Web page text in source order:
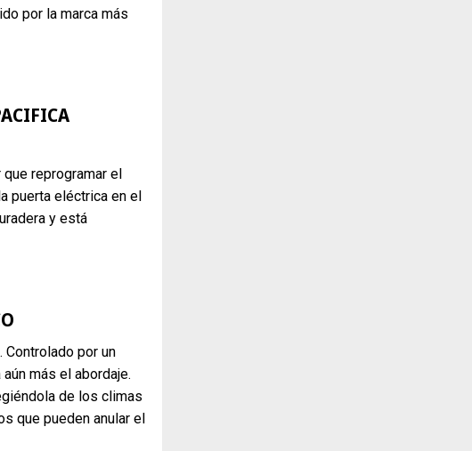
por la marca más
reprogramar el
puerta eléctrica en el
y está
por un
más el abordaje.
de los climas
que pueden anular el